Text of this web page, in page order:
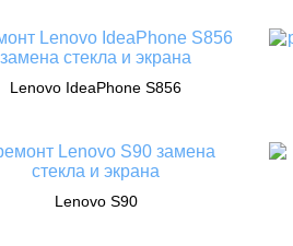
Lenovo IdeaPhone S856
Lenovo S90